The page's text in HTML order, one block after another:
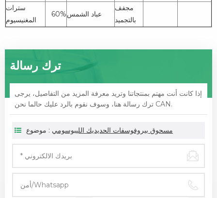
سترات
المغنيسيوم
60%عباد الشمس
مجفف
بالتجميد
ترك رسالة
إذا كانت أنت مهتم بمنتجاتنا وتريد معرفة المزيد من التفاصيل، يرجى
ترك رسالة هنا، وسوف نقوم بالرد عليك حالما نحن CAN.
موضوع : مسحوق بيروفوسفات الحديديك الليبوسومي